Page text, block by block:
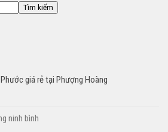
Tìm kiếm
giá rẻ tại Phượng Hoàng